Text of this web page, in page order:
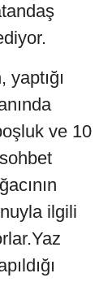
ve 10
ilgili